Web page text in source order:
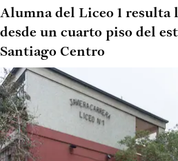
Alumna del Liceo 1 resulta
desde un cuarto piso del
Santiago Centro